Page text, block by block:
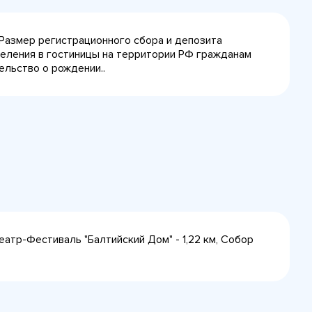
регистрационного сбора и депозита
в гостиницы на территории РФ гражданам
о рождении..
Фестиваль "Балтийский Дом" - 1,22 км, Собор